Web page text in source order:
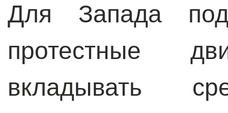
Для Запада
протестные
вкладывать